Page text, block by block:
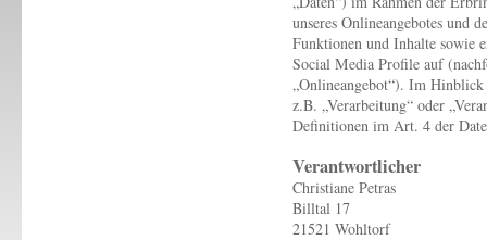
unseres Onlineangebotes und
Funktionen und Inhalte sowie
Social Media Profile auf
„Onlineangebot“). Im
z.B. „Verarbeitung“ oder
Definitionen im Art. 4 der
Verantwortlicher
Christiane Petras
Billtal 17
21521 Wohltorf